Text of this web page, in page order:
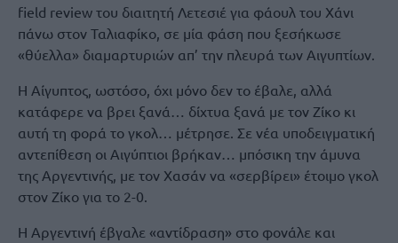
field review του διαιτητή Λετεσιέ για φάουλ του Χάνι
πάνω στον Ταλιαφίκο, σε μία φάση που ξεσήκωσε
«θύελλα» διαμαρτυριών απ’ την πλευρά των Αιγυπτίων.
Η Αίγυπτος, ωστόσο, όχι μόνο δεν το έβαλε, αλλά
κατάφερε να βρει ξανά… δίχτυα ξανά με τον Ζίκο κι
αυτή τη φορά το γκολ… μέτρησε. Σε νέα υποδειγματική
αντεπίθεση οι Αιγύπτιοι βρήκαν… μπόσικη την άμυνα
της Αργεντινής, με τον Χασάν να «σερβίρει» έτοιμο γκολ
στον Ζίκο για το 2-0.
Η Αργεντινή έβγαλε «αντίδραση» στο φονάλε και